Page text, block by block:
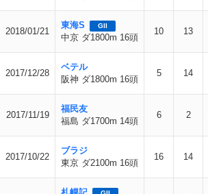
2018/01/21
東海S GII
中京 ダ1800m 16頭
10 13
2017/12/28
ベテル
阪神 ダ1800m 16頭
5 14
2017/11/19
福民友
福島 ダ1700m 14頭
6 2
2017/10/22
ブラジ
東京 ダ2100m 16頭
16 14